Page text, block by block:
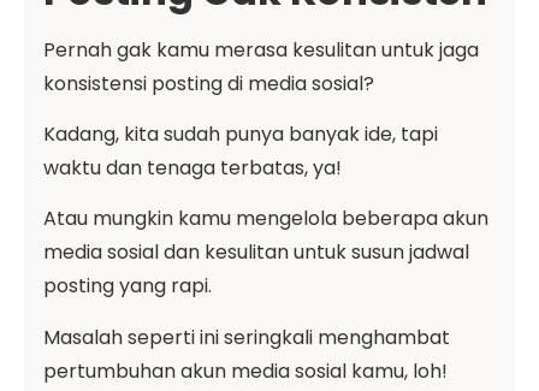
Pernah gak kamu merasa kesulitan untuk jaga
konsistensi posting di media sosial?
Kadang, kita sudah punya banyak ide, tapi
waktu dan tenaga terbatas, ya!
Atau mungkin kamu mengelola beberapa akun
media sosial dan kesulitan untuk susun jadwal
posting yang rapi.
Masalah seperti ini seringkali menghambat
pertumbuhan akun media sosial kamu, loh!